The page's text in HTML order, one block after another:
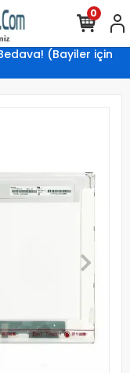
(Bayiler için
0